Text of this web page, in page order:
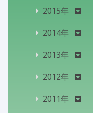
2015年
2014年
2013年
2012年
2011年